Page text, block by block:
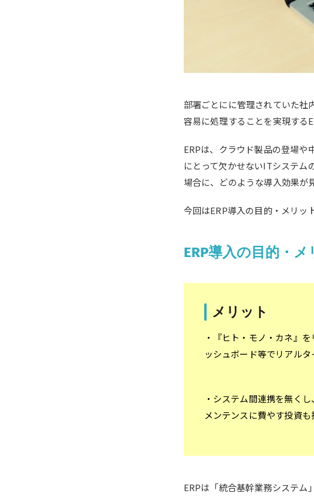
部署ごとにに管理されていた社
容易に処理することを実現する
ERPは、クラウド製品の登場や
にとって欠かせないITシステム
場合に、どのような導入効果
今回はERP導入の目的・メリッ
ERP導入の目的・メ
メリット
・『ヒト・モノ・カネ』
ッシュボード等でリアルタ
・システム間連携を無く
メンテンスに費やす投資も
ERPは「統合基幹業務システム